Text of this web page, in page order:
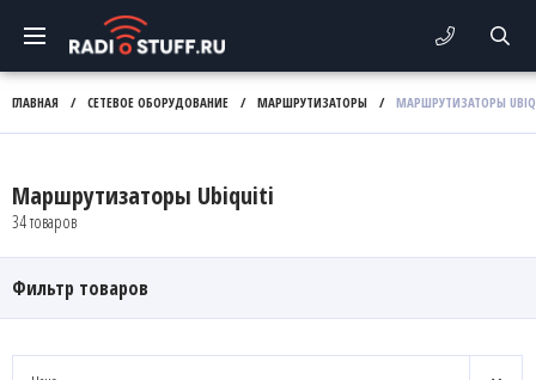
ГЛАВНАЯ / СЕТЕВОЕ ОБОРУДОВАНИЕ / МАРШРУТИЗАТОРЫ / МАРШРУТИЗАТОРЫ
Маршрутизаторы Ubiquiti
34 товаров
Фильтр товаров